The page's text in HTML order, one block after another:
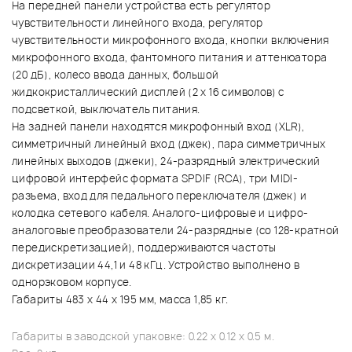
На передней панели устройства есть регулятор
чувствительности линейного входа, регулятор
чувствительности микрофонного входа, кнопки включения
микрофонного входа, фантомного питания и аттенюатора
(20 дБ), колесо ввода данных, большой
жидкокристаллический дисплей (2 x 16 символов) с
подсветкой, выключатель питания.
На задней панели находятся микрофонный вход (XLR),
симметричный линейный вход (джек), пара симметричных
линейных выходов (джеки), 24-разрядный электрический
цифровой интерфейс формата SPDIF (RCA), три MIDI-
разъема, вход для педального переключателя (джек) и
колодка сетевого кабеля. Аналого-цифровые и цифро-
аналоговые преобразователи 24-разрядные (со 128-кратной
передискретизацией), поддерживаются частоты
дискретизации 44,1 и 48 кГц. Устройство выполнено в
однорэковом корпусе.
Габариты 483 x 44 x 195 мм, масса 1,85 кг.
Габариты в заводской упаковке: 0.22 x 0.12 x 0.5 м.